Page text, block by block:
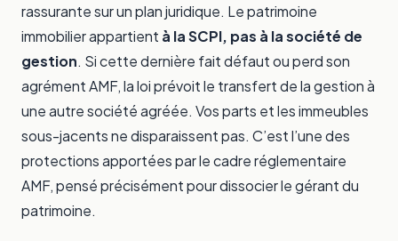
rassurante sur un plan juridique. Le patrimoine
immobilier appartient à la SCPI, pas à la société de
gestion. Si cette dernière fait défaut ou perd son
agrément AMF, la loi prévoit le transfert de la gestion à
une autre société agréée. Vos parts et les immeubles
sous-jacents ne disparaissent pas. C’est l’une des
protections apportées par le cadre réglementaire
AMF, pensé précisément pour dissocier le gérant du
patrimoine.